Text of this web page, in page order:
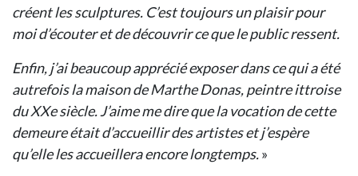
créent les sculptures. C’est toujours un plaisir pour
moi d’écouter et de découvrir ce que le public ressent.
Enfin, j’ai beaucoup apprécié exposer dans ce qui a été
autrefois la maison de Marthe Donas, peintre ittroise
du XXe siècle. J’aime me dire que la vocation de cette
demeure était d’accueillir des artistes et j’espère
qu’elle les accueillera encore longtemps.»